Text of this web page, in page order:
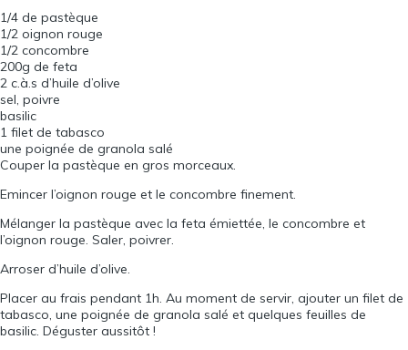
1/4 de pastèque
1/2 oignon rouge
1/2 concombre
200g de feta
2 c.à.s d’huile d’olive
sel, poivre
basilic
1 filet de tabasco
une poignée de granola salé
Couper la pastèque en gros morceaux.
Emincer l’oignon rouge et le concombre finement.
Mélanger la pastèque avec la feta émiettée, le concombre et
l’oignon rouge. Saler, poivrer.
Arroser d’huile d’olive.
Placer au frais pendant 1h. Au moment de servir, ajouter un filet de
tabasco, une poignée de granola salé et quelques feuilles de
basilic. Déguster aussitôt !